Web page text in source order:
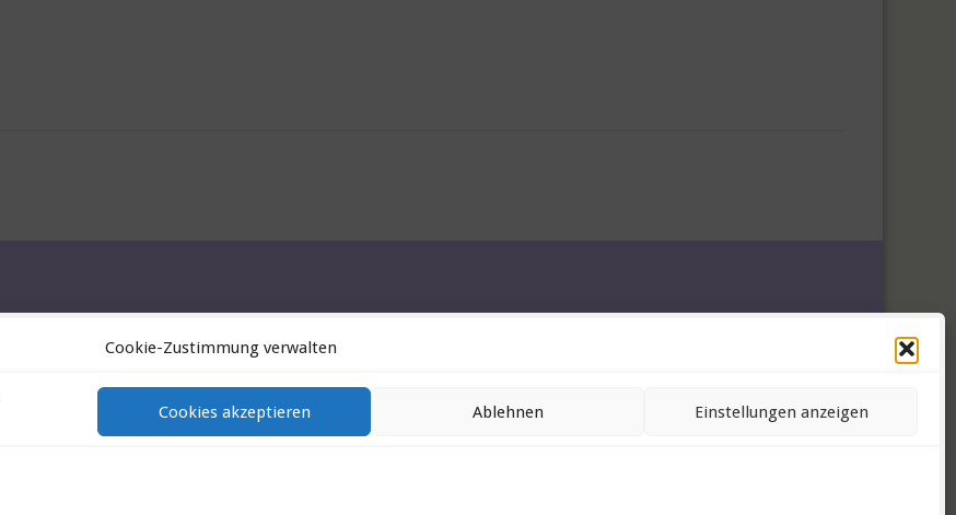
Cookie-Zustimmung verwalten
Cookies akzeptieren Ablehnen Einstellungen anzeigen